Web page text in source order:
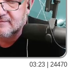
03:23 | 24470